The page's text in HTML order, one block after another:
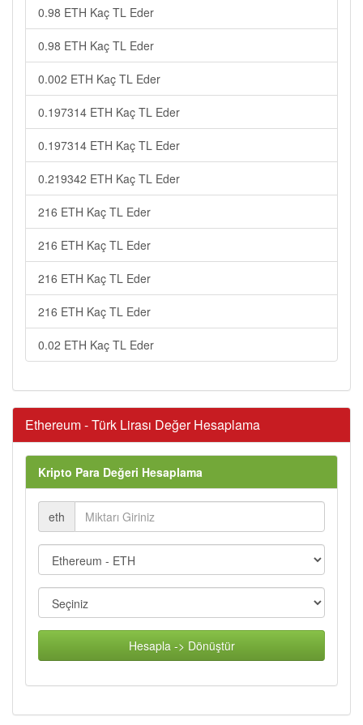
0.98 ETH Kaç TL Eder
0.98 ETH Kaç TL Eder
0.002 ETH Kaç TL Eder
0.197314 ETH Kaç TL Eder
0.197314 ETH Kaç TL Eder
0.219342 ETH Kaç TL Eder
216 ETH Kaç TL Eder
216 ETH Kaç TL Eder
216 ETH Kaç TL Eder
216 ETH Kaç TL Eder
0.02 ETH Kaç TL Eder
Ethereum - Türk Lirası Değer Hesaplama
Kripto Para Değeri Hesaplama
eth
Hesapla -> Dönüştür